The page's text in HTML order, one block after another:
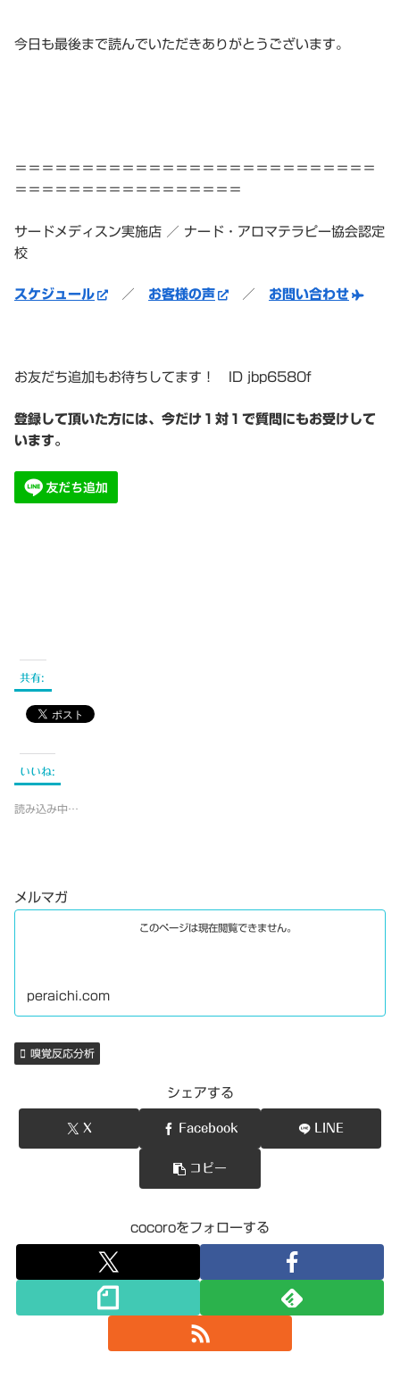
今日も最後まで読んでいただきありがとうございます。
＝＝＝＝＝＝＝＝＝＝＝＝＝＝＝＝＝＝＝＝＝＝＝＝＝＝＝
＝＝＝＝＝＝＝＝＝＝＝＝＝＝＝＝＝
サードメディスン実施店 ／ ナード・アロマテラピー協会認定
校
スケジュール ／ お客様の声 ／ お問い合わせ
お友だち追加もお待ちしてます！ ID jbp6580f
登録して頂いた方には、 今だけ１対１で質問にもお受けして
います。
共有:
いいね:
読み込み中…
メルマガ
このページは現在閲覧できません。
peraichi.com
嗅覚反応分析
シェアする
X Facebook LINE
コピー
cocoroをフォローする